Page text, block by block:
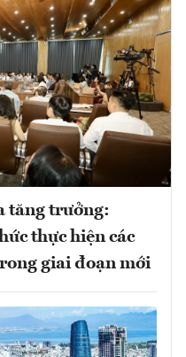
tăng trưởng:
thực hiện các
giai đoạn mới